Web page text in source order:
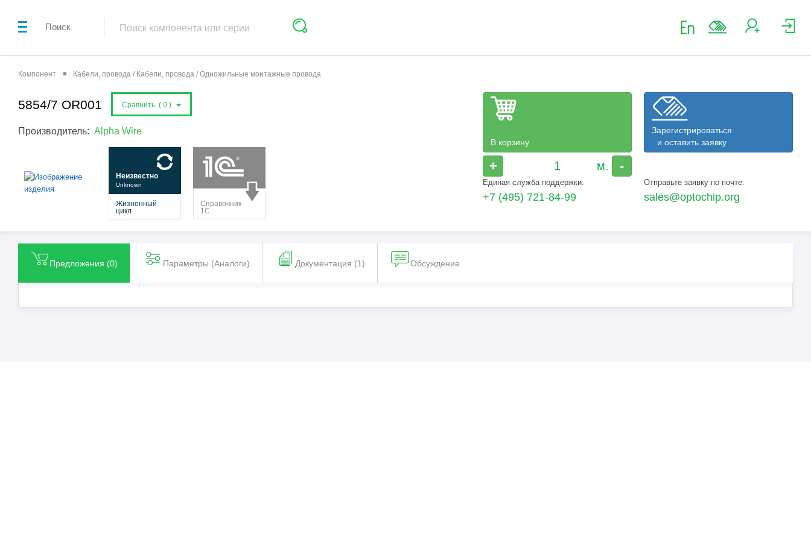
Поиск
Компонент Кабели, провода / Кабели, провода / Одножильные монтажные провода
5854/7 OR001 Сравнить ( 0 )
Производитель: Alpha Wire
В корзину
+ -
Зарегистрироваться
и оставить заявку
Единая служба поддержки:
+7 (495) 721-84-99
Отправьте заявку по почте:
sales@optochip.org
Предложения (0) Параметры (Aналоги) Документация (1) Обсуждение